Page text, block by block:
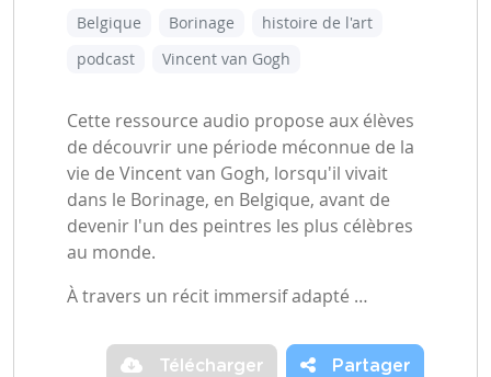
Belgique Borinage
histoire de l'art
podcast
Vincent van Gogh
Cette ressource audio propose aux élèves
de découvrir une période méconnue de la
vie de Vincent van Gogh, lorsqu'il vivait
dans le Borinage, en Belgique, avant de
devenir l'un des peintres les plus célèbres
au monde.
À travers un récit immersif adapté …
Télécharger Partager